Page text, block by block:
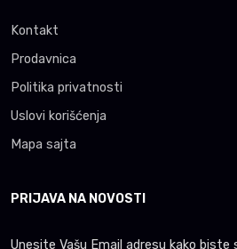
Kontakt
Prodavnica
Politika privatnosti
Uslovi korišćenja
Mapa sajta
PRIJAVA NA NOVOSTI
Unesite Vašu Email adresu kako biste